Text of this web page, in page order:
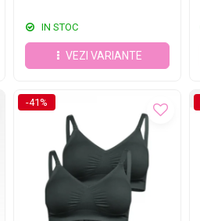
IN STOC
VEZI VARIANTE
-41%